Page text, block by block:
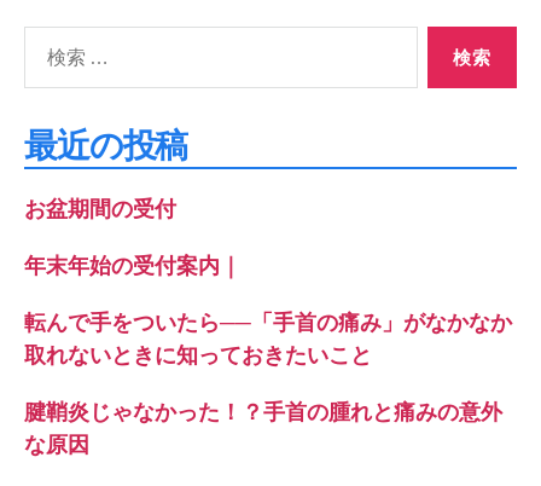
象:
最近の投稿
お盆期間の受付
年末年始の受付案内｜
転んで手をついたら──「手首の痛み」がなかなか
取れないときに知っておきたいこと
腱鞘炎じゃなかった！？手首の腫れと痛みの意外
な原因